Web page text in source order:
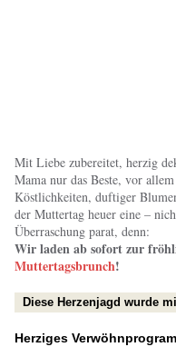
Mit Liebe zubereitet, herzig
Mama nur das Beste, vor
Köstlichkeiten, duftiger
der Muttertag heuer eine –
Überraschung parat, denn:
Wir laden ab sofort zur
Muttertagsbrunch!
Diese Herzenjagd wurde
Herziges